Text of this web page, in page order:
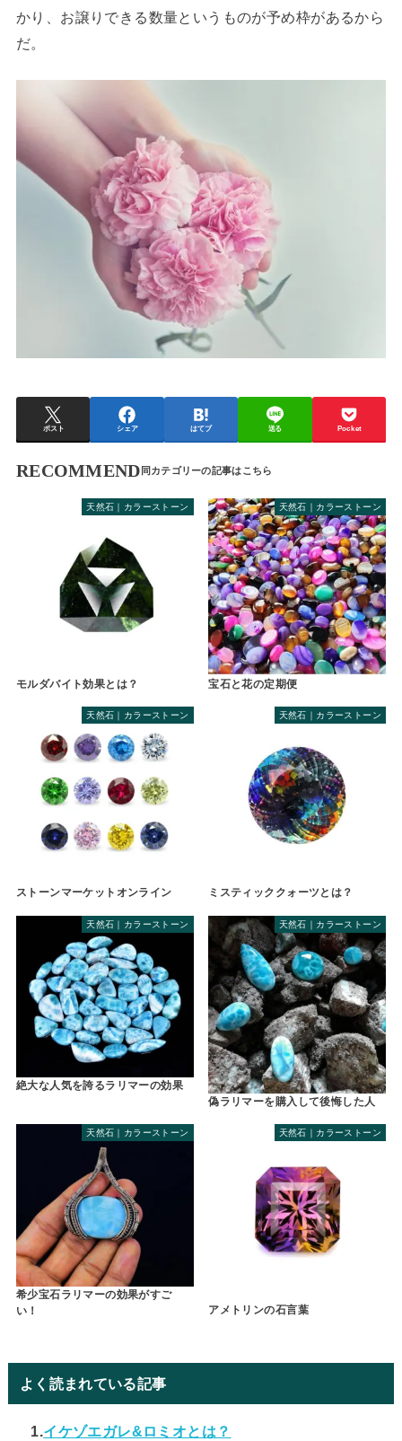
かり、お譲りできる数量というものが予め枠があるから
だ。
ポスト シェア はてブ 送る Pocket
RECOMMEND
天然石｜カラーストーン
モルダバイト効果とは？
天然石｜カラーストーン
宝石と花の定期便
天然石｜カラーストーン
ストーンマーケットオンライン
天然石｜カラーストーン
ミスティッククォーツとは？
天然石｜カラーストーン
絶大な人気を誇るラリマーの効果
天然石｜カラーストーン
偽ラリマーを購入して後悔した人
天然石｜カラーストーン
希少宝石ラリマーの効果がすご
い！
天然石｜カラーストーン
アメトリンの石言葉
よく読まれている記事
1.イケゾエガレ&ロミオとは？